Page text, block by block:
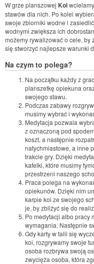
W grze planszowej Koi
stawów dla nich. Po kolei
swoje zbiorniki wodne i
wodnymi zwiększa ich
możemy rywalizować o cele, by
się stworzyć najlepsze warunki
Na czym to polega?
Na początku każdy z
planszetkę opiekuna
swojego stawu.
Podczas zabawy
musimy wybrać i
Medytacja pozwala
z oznaczoną pod
koszt, a następnie
natychmiastowe, a inne
trakcie gry. Dzięki
kafelki, które musimy
przestrzeni naszego
Praca polega na
opiekunów. Dzięki nim
karpie koi ze swojego
je, by zbliżyć się do
Po medytacji albo pracy
wymagania. Następnie
Gdy karty w talii się
koi, rozgrywamy swoje
osoba rozbrywa swoją
zwycięża osoba, która